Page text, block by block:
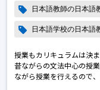
日本語教師の日本語
日本語学校の日本語
授業もカリキュラムは決
昔ながらの文法中心の授
ながら授業を行えるので